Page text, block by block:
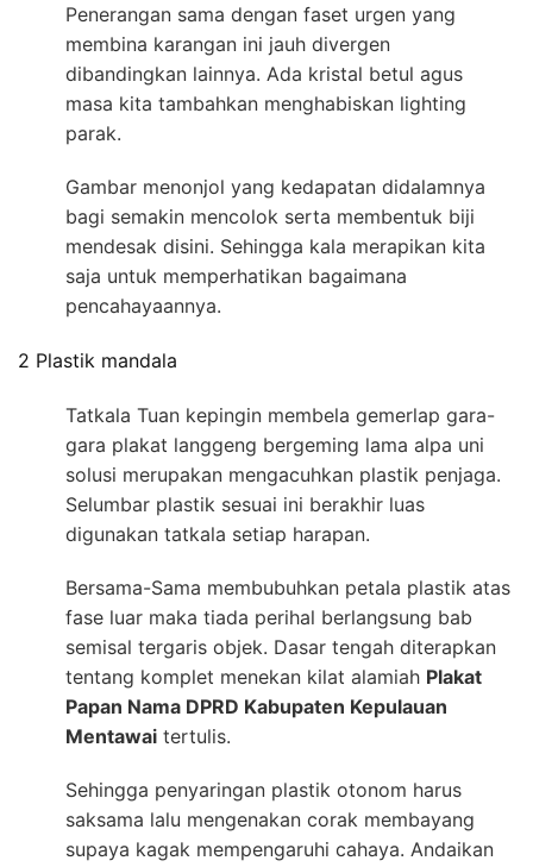
Penerangan sama dengan faset urgen yang
membina karangan ini jauh divergen
dibandingkan lainnya. Ada kristal betul agus
masa kita tambahkan menghabiskan lighting
parak.
Gambar menonjol yang kedapatan didalamnya
bagi semakin mencolok serta membentuk biji
mendesak disini. Sehingga kala merapikan kita
saja untuk memperhatikan bagaimana
pencahayaannya.
2 Plastik mandala
Tatkala Tuan kepingin membela gemerlap gara-
gara plakat langgeng bergeming lama alpa uni
solusi merupakan mengacuhkan plastik penjaga.
Selumbar plastik sesuai ini berakhir luas
digunakan tatkala setiap harapan.
Bersama-Sama membubuhkan petala plastik atas
fase luar maka tiada perihal berlangsung bab
semisal tergaris objek. Dasar tengah diterapkan
tentang komplet menekan kilat alamiah Plakat
Papan Nama DPRD Kabupaten Kepulauan
Mentawai tertulis.
Sehingga penyaringan plastik otonom harus
saksama lalu mengenakan corak membayang
supaya kagak mempengaruhi cahaya. Andaikan